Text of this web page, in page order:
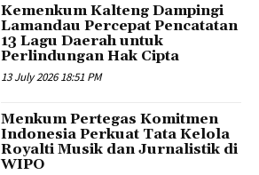
Kemenkum Kalteng Dampingi
Lamandau Percepat Pencatatan
13 Lagu Daerah untuk
Perlindungan Hak Cipta
13 July 2026 18:51 PM
Menkum Pertegas Komitmen
Indonesia Perkuat Tata Kelola
Royalti Musik dan Jurnalistik di
WIPO